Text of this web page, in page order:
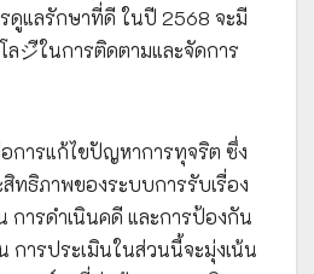
ดูแลรักษาที่ดี ในปี 2568 จะมี
ลジีในการติดตามและจัดการ
การแก้ไขปัญหาการทุจริต ซึ่ง
ทธิภาพของระบบการรับเรื่อง
การดำเนินคดี และการป้องกัน
การประเมินในส่วนนี้จะมุ่งเน้น